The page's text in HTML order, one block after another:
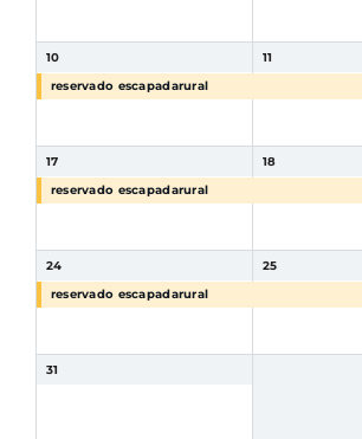
10
reservado escapadarural
11
17
reservado escapadarural
18
24
reservado escapadarural
25
31